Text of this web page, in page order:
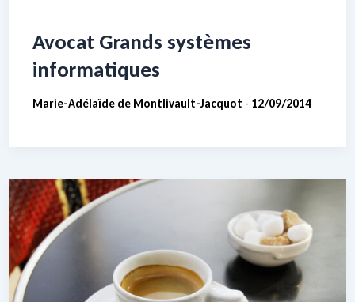
Avocat Grands systèmes
informatiques
Marie-Adélaïde de Montlivault-Jacquot - 12/09/2014